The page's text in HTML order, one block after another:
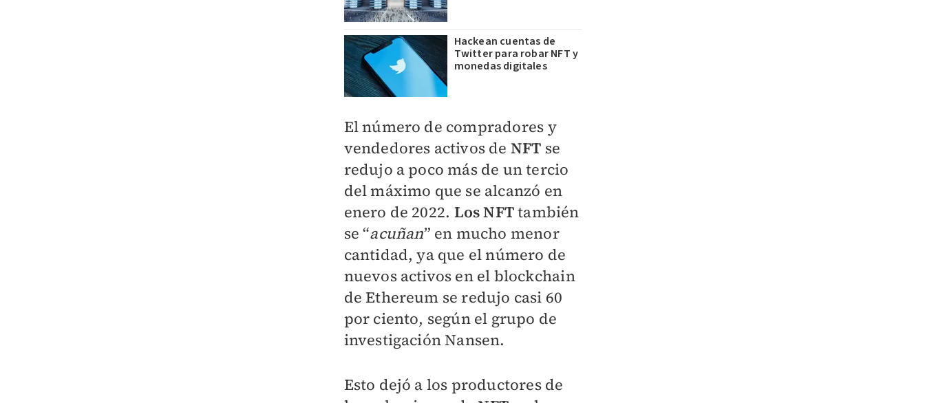
Hackean cuentas de
Twitter para robar NFT y
monedas digitales
El número de compradores y
vendedores activos de NFT se
redujo a poco más de un tercio
del máximo que se alcanzó en
enero de 2022. Los NFTtambién
se “acuñan” en mucho menor
cantidad, ya que el número de
nuevos activos en el blockchain
de Ethereum se redujo casi 60
por ciento, según el grupo de
investigación Nansen.
Esto dejó a los productores de